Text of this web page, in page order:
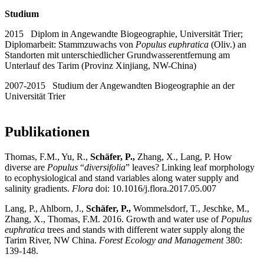
Studium
2015 Diplom in Angewandte Biogeographie, Universität Trier;
Diplomarbeit: Stammzuwachs von Populus euphratica (Oliv.) an
Standorten mit unterschiedlicher Grundwasserentfernung am
Unterlauf des Tarim (Provinz Xinjiang, NW-China)
2007-2015 Studium der Angewandten Biogeographie an der
Universität Trier
Publikationen
Thomas, F.M., Yu, R., Schäfer, P., Zhang, X., Lang, P. How
diverse are Populus “diversifolia” leaves? Linking leaf morphology
to ecophysiological and stand variables along water supply and
salinity gradients. Flora doi: 10.1016/j.flora.2017.05.007
Lang, P., Ahlborn, J., Schäfer, P., Wommelsdorf, T., Jeschke, M.,
Zhang, X., Thomas, F.M. 2016. Growth and water use of Populus
euphratica trees and stands with different water supply along the
Tarim River, NW China. Forest Ecology and Management380:
139-148.